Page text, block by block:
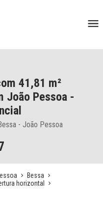
41,81 m²
João Pessoa -
- João Pessoa
Bessa
horizontal